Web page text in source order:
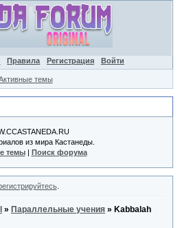
Правила Регистрация Войти
темы
из мира Кастанеды.
темы| Поиск форума
.
» Параллельные учения » Kabbalah